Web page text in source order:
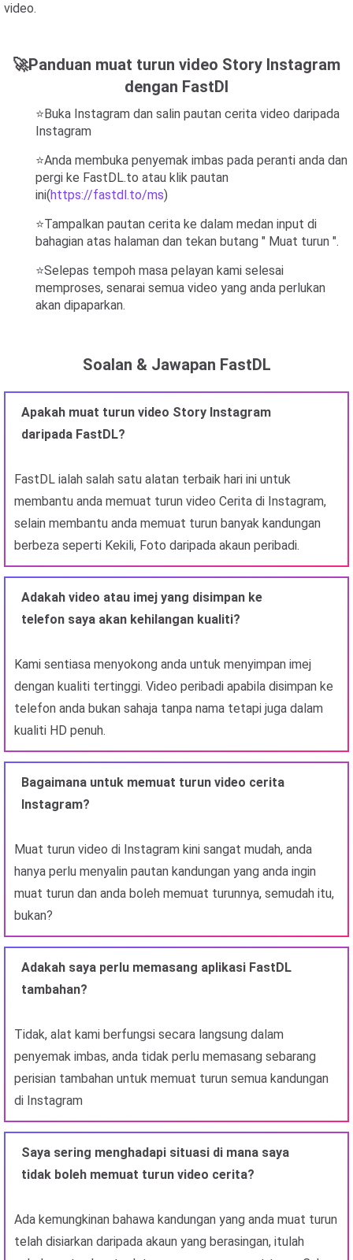
video.
🚀Panduan muat turun video Story Instagram
dengan FastDl
⭐Buka Instagram dan salin pautan cerita video daripada
Instagram
⭐Anda membuka penyemak imbas pada peranti anda dan
pergi ke FastDL.to atau klik pautan
ini(https://fastdl.to/ms)
⭐Tampalkan pautan cerita ke dalam medan input di
bahagian atas halaman dan tekan butang " Muat turun ".
⭐Selepas tempoh masa pelayan kami selesai
memproses, senarai semua video yang anda perlukan
akan dipaparkan.
Soalan & Jawapan FastDL
Apakah muat turun video Story Instagram
daripada FastDL?
FastDL ialah salah satu alatan terbaik hari ini untuk
membantu anda memuat turun video Cerita di Instagram,
selain membantu anda memuat turun banyak kandungan
berbeza seperti Kekili, Foto daripada akaun peribadi.
Adakah video atau imej yang disimpan ke
telefon saya akan kehilangan kualiti?
Kami sentiasa menyokong anda untuk menyimpan imej
dengan kualiti tertinggi. Video peribadi apabila disimpan ke
telefon anda bukan sahaja tanpa nama tetapi juga dalam
kualiti HD penuh.
Bagaimana untuk memuat turun video cerita
Instagram?
Muat turun video di Instagram kini sangat mudah, anda
hanya perlu menyalin pautan kandungan yang anda ingin
muat turun dan anda boleh memuat turunnya, semudah itu,
bukan?
Adakah saya perlu memasang aplikasi FastDL
tambahan?
Tidak, alat kami berfungsi secara langsung dalam
penyemak imbas, anda tidak perlu memasang sebarang
perisian tambahan untuk memuat turun semua kandungan
di Instagram
Saya sering menghadapi situasi di mana saya
tidak boleh memuat turun video cerita?
Ada kemungkinan bahawa kandungan yang anda muat turun
telah disiarkan daripada akaun yang berasingan, itulah